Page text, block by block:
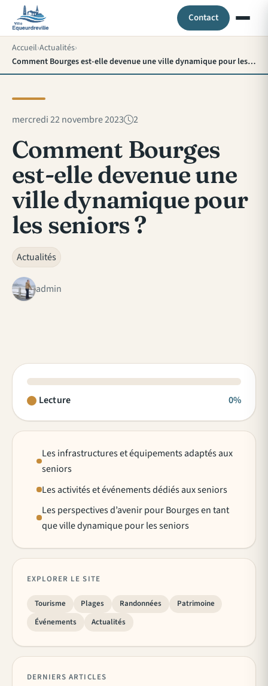
Contact
Accueil Actualités
Comment Bourges est-elle devenue une ville dynamique pour les seniors ?
mercredi 22 novembre 2023 2
Comment Bourges
est-elle devenue une
ville dynamique pour
les seniors ?
Actualités
admin
Lecture 0%
Les infrastructures et équipements adaptés aux
seniors
Les activités et événements dédiés aux seniors
Les perspectives d’avenir pour Bourges en tant
que ville dynamique pour les seniors
EXPLORER LE SITE
Tourisme Plages Randonnées
Patrimoine
Événements
Actualités
DERNIERS ARTICLES